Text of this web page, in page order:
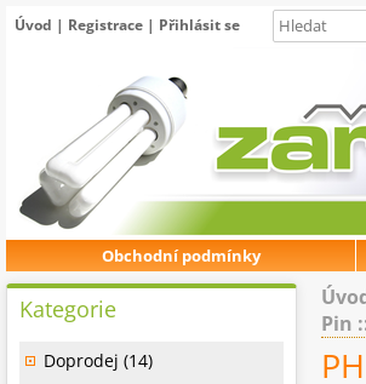
Úvod | Registrace | Přihlásit se
Obchodní podmínky
Pin
Kategorie
Doprodej (14)